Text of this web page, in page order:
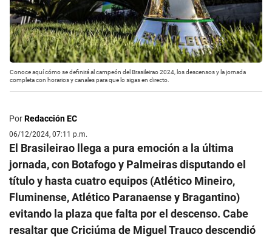
Conoce aquí cómo se definirá al campeón del Brasileirao 2024, los descensos y la jornada
completa con horarios y canales para que lo sigas en directo.
PorRedacción EC
06/12/2024, 07:11 p.m.
El Brasileirao llega a pura emoción a la última
jornada, con Botafogo y Palmeiras disputando el
título y hasta cuatro equipos (Atlético Mineiro,
Fluminense, Atlético Paranaense y Bragantino)
evitando la plaza que falta por el descenso. Cabe
resaltar que Criciúma de Miguel Trauco descendió